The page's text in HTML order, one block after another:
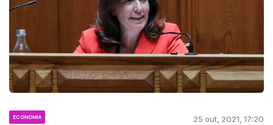
ECONOMIA 25 out, 2021, 17:20